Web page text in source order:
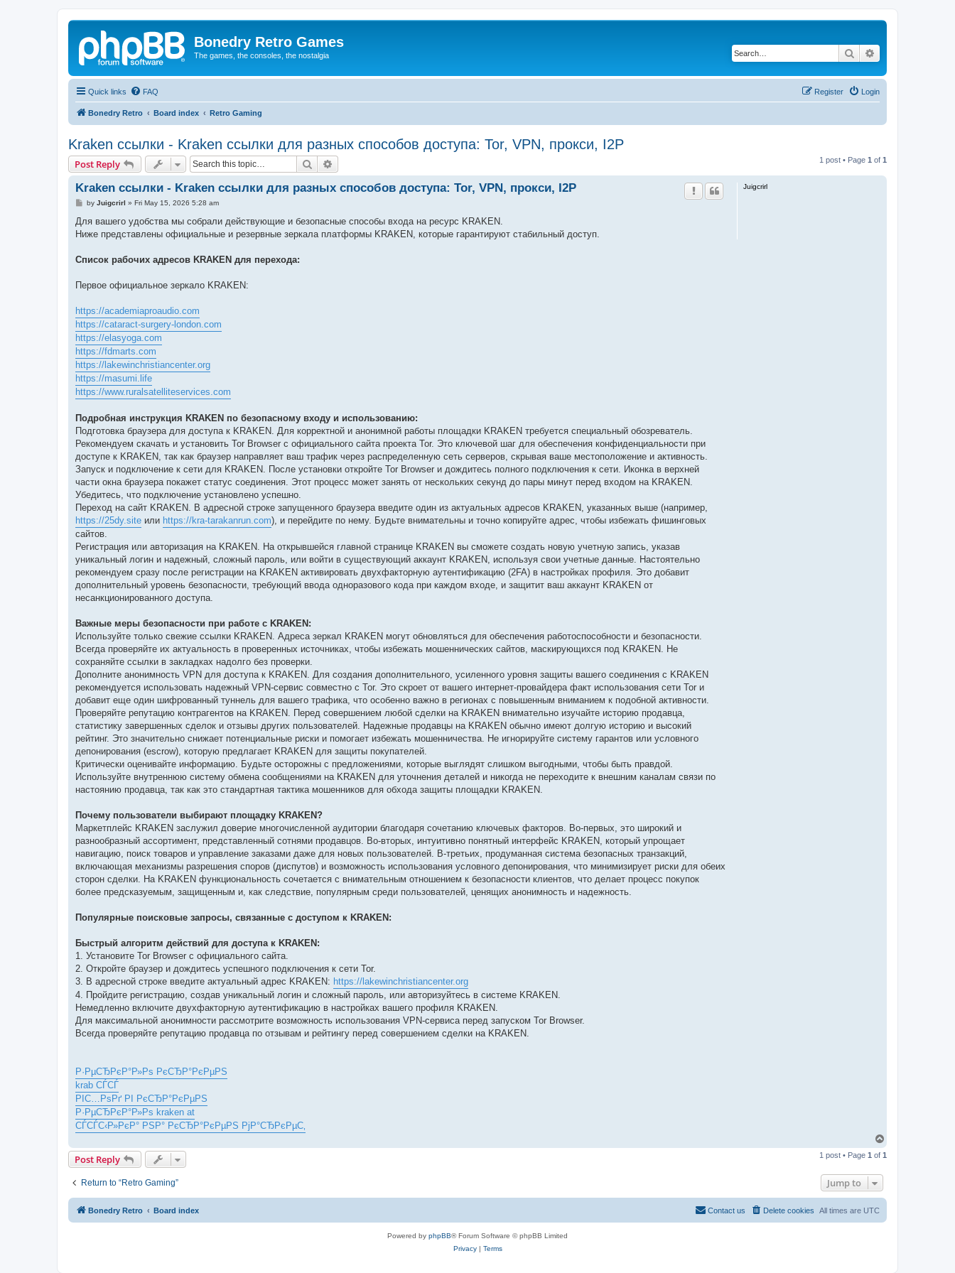
Bonedry Retro Games
The games, the consoles, the nostalgia Search
Quick links FAQ Login
Register
Bonedry Retro Board index Retro Gaming
Kraken ссылки - Kraken ссылки для разных способов доступа: Tor, VPN, прокси, I2P
Post Reply Search 1 post • Page 1 of 1
Juigcrirl
Kraken ссылки - Kraken ссылки для разных способов доступа: Tor, VPN, прокси, I2P
P
s
by Juigcrirl » Fri May 15, 2026 5:28 am
Для вашего удобства мы собрали действующие и безопасные способы входа на ресурс KRAKEN.
Ниже представлены официальные и резервные зеркала платформы KRAKEN, которые гарантируют стабильный доступ.
Список рабочих адресов KRAKEN для перехода:
Первое официальное зеркало KRAKEN:
https://academiaproaudio.com
https://cataract-surgery-london.com
https://elasyoga.com
https://fdmarts.com
https://lakewinchristiancenter.org
https://masumi.life
https://www.ruralsatelliteservices.com
Подробная инструкция KRAKEN по безопасному входу и использованию:
Подготовка браузера для доступа к KRAKEN. Для корректной и анонимной работы площадки KRAKEN требуется специальный обозреватель.
Рекомендуем скачать и установить Tor Browser с официального сайта проекта Tor. Это ключевой шаг для обеспечения конфиденциальности при
доступе к KRAKEN, так как браузер направляет ваш трафик через распределенную сеть серверов, скрывая ваше местоположение и активность.
Запуск и подключение к сети для KRAKEN. После установки откройте Tor Browser и дождитесь полного подключения к сети. Иконка в верхней
части окна браузера покажет статус соединения. Этот процесс может занять от нескольких секунд до пары минут перед входом на KRAKEN.
Убедитесь, что подключение установлено успешно.
Переход на сайт KRAKEN. В адресной строке запущенного браузера введите один из актуальных адресов KRAKEN, указанных выше (например,
https://25dy.site или https://kra-tarakanrun.com), и перейдите по нему. Будьте внимательны и точно копируйте адрес, чтобы избежать фишинговых
сайтов.
Регистрация или авторизация на KRAKEN. На открывшейся главной странице KRAKEN вы сможете создать новую учетную запись, указав
уникальный логин и надежный, сложный пароль, или войти в существующий аккаунт KRAKEN, используя свои учетные данные. Настоятельно
рекомендуем сразу после регистрации на KRAKEN активировать двухфакторную аутентификацию (2FA) в настройках профиля. Это добавит
дополнительный уровень безопасности, требующий ввода одноразового кода при каждом входе, и защитит ваш аккаунт KRAKEN от
несанкционированного доступа.
Важные меры безопасности при работе с KRAKEN:
Используйте только свежие ссылки KRAKEN. Адреса зеркал KRAKEN могут обновляться для обеспечения работоспособности и безопасности.
Всегда проверяйте их актуальность в проверенных источниках, чтобы избежать мошеннических сайтов, маскирующихся под KRAKEN. Не
сохраняйте ссылки в закладках надолго без проверки.
Дополните анонимность VPN для доступа к KRAKEN. Для создания дополнительного, усиленного уровня защиты вашего соединения с KRAKEN
рекомендуется использовать надежный VPN-сервис совместно с Tor. Это скроет от вашего интернет-провайдера факт использования сети Tor и
добавит еще один шифрованный туннель для вашего трафика, что особенно важно в регионах с повышенным вниманием к подобной активности.
Проверяйте репутацию контрагентов на KRAKEN. Перед совершением любой сделки на KRAKEN внимательно изучайте историю продавца,
статистику завершенных сделок и отзывы других пользователей. Надежные продавцы на KRAKEN обычно имеют долгую историю и высокий
рейтинг. Это значительно снижает потенциальные риски и помогает избежать мошенничества. Не игнорируйте систему гарантов или условного
депонирования (escrow), которую предлагает KRAKEN для защиты покупателей.
Критически оценивайте информацию. Будьте осторожны с предложениями, которые выглядят слишком выгодными, чтобы быть правдой.
Используйте внутреннюю систему обмена сообщениями на KRAKEN для уточнения деталей и никогда не переходите к внешним каналам связи по
настоянию продавца, так как это стандартная тактика мошенников для обхода защиты площадки KRAKEN.
Почему пользователи выбирают площадку KRAKEN?
Маркетплейс KRAKEN заслужил доверие многочисленной аудитории благодаря сочетанию ключевых факторов. Во-первых, это широкий и
разнообразный ассортимент, представленный сотнями продавцов. Во-вторых, интуитивно понятный интерфейс KRAKEN, который упрощает
навигацию, поиск товаров и управление заказами даже для новых пользователей. В-третьих, продуманная система безопасных транзакций,
включающая механизмы разрешения споров (диспутов) и возможность использования условного депонирования, что минимизирует риски для обеих
сторон сделки. На KRAKEN функциональность сочетается с внимательным отношением к безопасности клиентов, что делает процесс покупок
более предсказуемым, защищенным и, как следствие, популярным среди пользователей, ценящих анонимность и надежность.
Популярные поисковые запросы, связанные с доступом к KRAKEN:
Быстрый алгоритм действий для доступа к KRAKEN:
1. Установите Tor Browser с официального сайта.
2. Откройте браузер и дождитесь успешного подключения к сети Tor.
3. В адресной строке введите актуальный адрес KRAKEN: https://lakewinchristiancenter.org
4. Пройдите регистрацию, создав уникальный логин и сложный пароль, или авторизуйтесь в системе KRAKEN.
Немедленно включите двухфакторную аутентификацию в настройках вашего профиля KRAKEN.
Для максимальной анонимности рассмотрите возможность использования VPN-сервиса перед запуском Tor Browser.
Всегда проверяйте репутацию продавца по отзывам и рейтингу перед совершением сделки на KRAKEN.
Р·РµСЂРєР°Р»Рѕ РєСЂР°РєРµРЅ
krab СЃСЃ
РІС…РѕРґ РІ РєСЂР°РєРµРЅ
Р·РµСЂРєР°Р»Рѕ kraken at
СЃСЃС‹Р»РєР° РЅР° РєСЂР°РєРµРЅ РјР°СЂРєРµС‚
p
Post Reply 1 post • Page 1 of 1
Return to “Retro Gaming” Jump to
Bonedry Retro Board index All times are UTC
Delete cookies
Contact us
Powered by phpBB® Forum Software © phpBB Limited
Privacy| Terms